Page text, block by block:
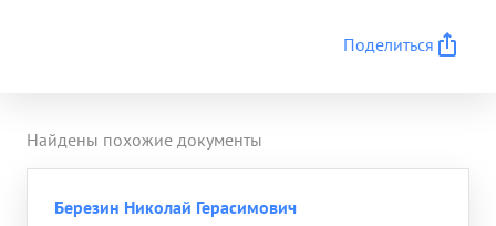
Поделиться
Найдены похожие документы
Березин Николай Герасимович